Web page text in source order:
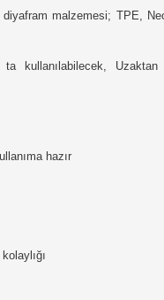
diyafram malzemesi; TPE,
kullanılabilecek,
hazır